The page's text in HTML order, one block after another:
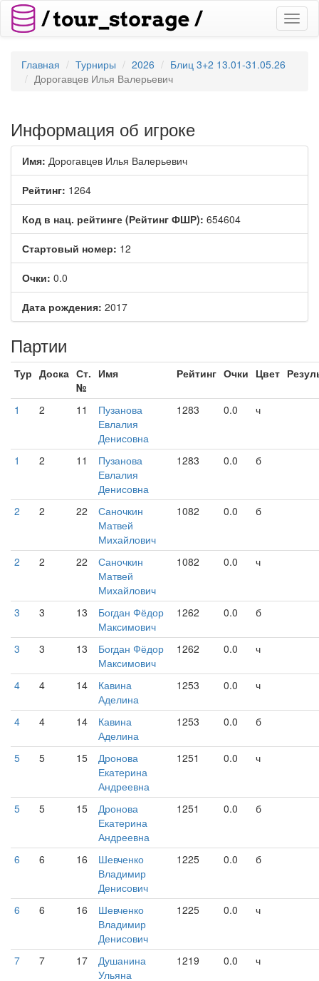
Главная Турниры 2026
Блиц 3+2 13.01-31.05.26
Дорогавцев Илья Валерьевич
Информация об игроке
Имя: Дорогавцев Илья Валерьевич
Рейтинг: 1264
Код в нац. рейтинге (Рейтинг ФШР): 654604
Стартовый номер: 12
Очки: 0.0
Дата рождения: 2017
Партии
Тур Доска Ст.
№
Имя Рейтинг Очки Цвет
1 2 11
Пузанова
Евлалия
Денисовна
1283 0.0 ч
1 2 11
Пузанова
Евлалия
Денисовна
1283 0.0 б
2 2 22
Саночкин
Матвей
Михайлович
1082 0.0 б
2 2 22
Саночкин
Матвей
Михайлович
1082 0.0 ч
3 3 13
Богдан Фёдор
Максимович
1262 0.0 б
3 3 13
Богдан Фёдор
Максимович
1262 0.0 ч
4 4 14
Кавина
Аделина
1253 0.0 ч
4 4 14
Кавина
Аделина
1253 0.0 б
5 5 15
Дронова
Екатерина
Андреевна
1251 0.0 ч
5 5 15
Дронова
Екатерина
Андреевна
1251 0.0 б
6 6 16
Шевченко
Владимир
Денисович
1225 0.0 б
6 6 16
Шевченко
Владимир
Денисович
1225 0.0 ч
7 7 17
Душанина
Ульяна
1219 0.0 ч